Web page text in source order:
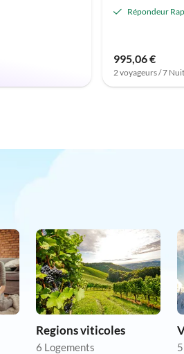
Répondeur
995,06 €
2 voyageurs / 7
Regions viticoles
6 Logements